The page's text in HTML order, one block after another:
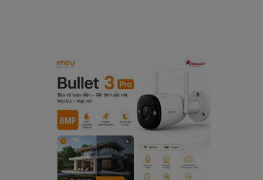
Mở rộng phạm vi lắp đặt với Wi-Fi 6
Bullet 3 Pro hỗ trợ chuẩn Wi-Fi 6 mới nhất, cho tốc
độ truyền dữ liệu cao hơn và khả năng xuyên